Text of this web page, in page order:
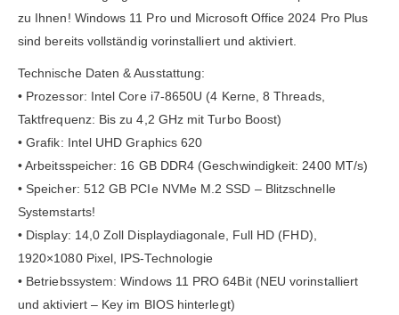
zu Ihnen! Windows 11 Pro und Microsoft Office 2024 Pro Plus
sind bereits vollständig vorinstalliert und aktiviert.
Technische Daten & Ausstattung:
• Prozessor: Intel Core i7-8650U (4 Kerne, 8 Threads,
Taktfrequenz: Bis zu 4,2 GHz mit Turbo Boost)
• Grafik: Intel UHD Graphics 620
• Arbeitsspeicher: 16 GB DDR4 (Geschwindigkeit: 2400 MT/s)
• Speicher: 512 GB PCIe NVMe M.2 SSD – Blitzschnelle
Systemstarts!
• Display: 14,0 Zoll Displaydiagonale, Full HD (FHD),
1920×1080 Pixel, IPS-Technologie
• Betriebssystem: Windows 11 PRO 64Bit (NEU vorinstalliert
und aktiviert – Key im BIOS hinterlegt)